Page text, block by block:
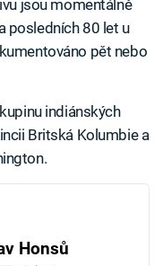
jsou momentálně
posledních 80 let u
pět nebo
indiánských
Britská Kolumbie a
Honsů